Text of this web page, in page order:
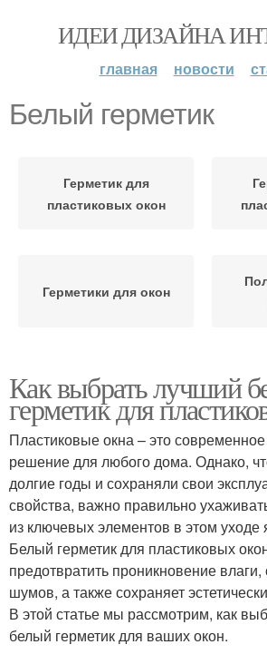
ИДЕИ ДИЗАЙНА
главная новости
Белый герметик
Герметик для
пластиковых окон
Герметики для окон
Герметик для окон
Как выбрать лучший
герметик для
Пластиковые окна – это
решение для любого дома. Однако,
долгие годы и сохраняли свои
свойства, важно правильно
из ключевых элементов в этом уходе
Белый герметик для пластиковых
предотвратить проникновение влаги,
шумов, а также сохраняет
В этой статье мы рассмотрим, как
белый герметик для ваших окон.